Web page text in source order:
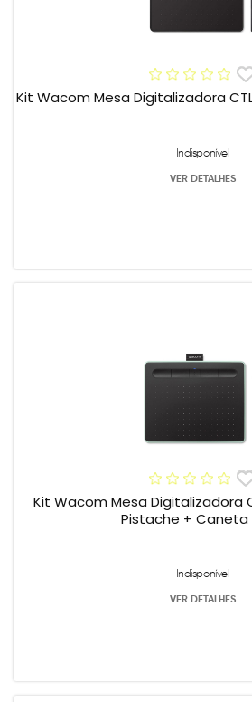
Kit Wacom Mesa Digitalizadora
Indisponível
VER DETALHES
Kit Wacom Mesa Digitalizadora
Pistache + Caneta
Indisponível
VER DETALHES